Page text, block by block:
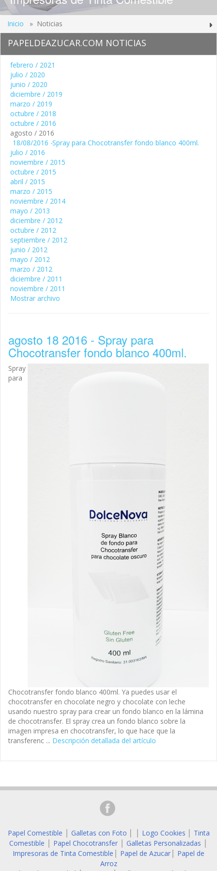
Inicio » Noticias
PAPELDEAZUCAR.COM NOTICIAS
febrero / 2021
julio / 2020
junio / 2020
diciembre / 2019
marzo / 2019
octubre / 2018
octubre / 2016
agosto / 2016
18/08/2016 -Spray para Chocotransfer fondo blanco 400ml.
julio / 2016
noviembre / 2015
octubre / 2015
abril / 2015
marzo / 2015
noviembre / 2014
mayo / 2013
diciembre / 2012
octubre / 2012
septiembre / 2012
junio / 2012
mayo / 2012
marzo / 2012
diciembre / 2011
noviembre / 2011
Mostrar archivo
agosto 18 2016 - Spray para
Chocotransfer fondo blanco 400ml.
Spray
para
Chocotransfer fondo blanco 400ml. Ya puedes usar el
chocotransfer en chocolate negro y chocolate con leche
usando nuestro spray para crear un fondo blanco en la lámina
de chocotransfer. El spray crea un fondo blanco sobre la
imagen impresa en chocotransfer, lo que hace que la
transferenc ... Descripción detallada del artículo
Papel Comestible Galletas con Foto Logo Cookies
Tinta
Comestible
Papel Chocotransfer Galletas Personalizadas
Impresoras de Tinta Comestible Papel de Azucar
Papel de
Arroz